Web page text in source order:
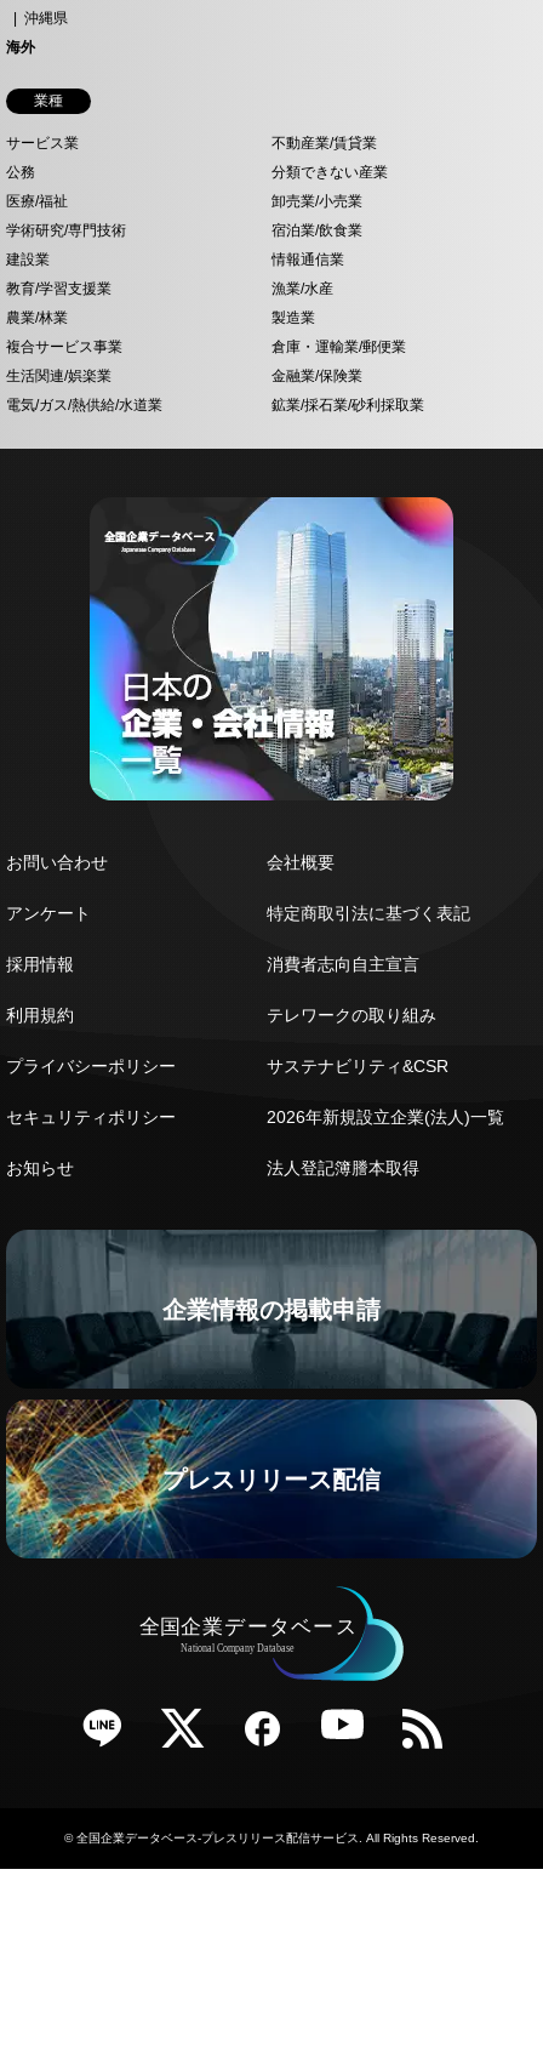
沖縄県
海外
業種
サービス業
不動産業/賃貸業
公務
分類できない産業
医療/福祉
卸売業/小売業
学術研究/専門技術
宿泊業/飲食業
建設業
情報通信業
教育/学習支援業
漁業/水産
農業/林業
製造業
複合サービス事業
倉庫・運輸業/郵便業
生活関連/娯楽業
金融業/保険業
電気/ガス/熱供給/水道業
鉱業/採石業/砂利採取業
お問い合わせ
アンケート
採用情報
利用規約
プライバシーポリシー
セキュリティポリシー
お知らせ
会社概要
特定商取引法に基づく表記
消費者志向自主宣言
テレワークの取り組み
サステナビリティ&CSR
2026年新規設立企業(法人)一覧
法人登記簿謄本取得
企業情報の掲載申請
プレスリリース配信
Twitter Facebook YouTube RSS
©全国企業データベース-プレスリリース配信サービス . All Rights Reserved.